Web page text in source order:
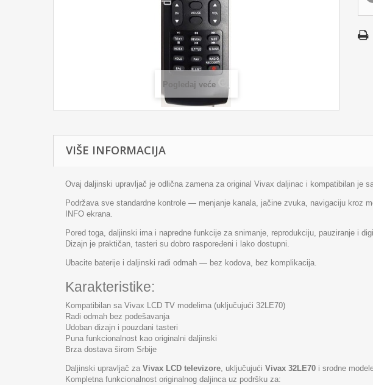
Pogledaj veće
VIŠE INFORMACIJA
Ovaj daljinski upravljač je odlična zamena za original Vivax daljinac i kompatibilan je
Podržava sve standardne kontrole — menjanje kanala, jačine zvuka, navigaciju kroz
INFO ekrana.
Pored toga, daljinski ima i napredne funkcije za snimanje, reprodukciju, pauziranje i
Dizajn je praktičan, tasteri su dobro raspoređeni i lako dostupni.
Ubacite baterije i daljinski radi odmah — bez kodova, bez komplikacija.
Karakteristike:
Kompatibilan sa Vivax LCD TV modelima (uključujući 32LE70)
Radi odmah bez podešavanja
Udoban dizajn i pouzdani tasteri
Puna funkcionalnost kao originalni daljinski
Brza dostava širom Srbije
Daljinski upravljač za Vivax LCD televizore, uključujući Vivax 32LE70 i srodne
Kompletna funkcionalnost originalnog daljinca uz podršku za: